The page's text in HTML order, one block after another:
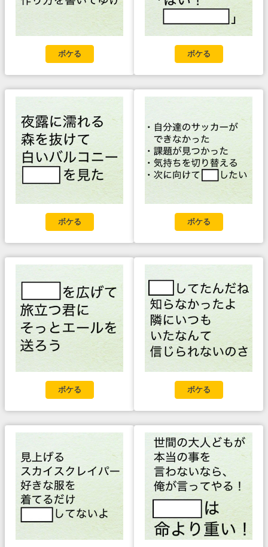
ボケる
ボケる
ボケる
ボケる
ボケる
ボケる